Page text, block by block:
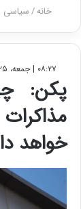
خانه/سیاسی
۰۸:۲۷ | جمعه، ۲۵ اردیبهشت ۱۴۰۵
پکن:
خواهد